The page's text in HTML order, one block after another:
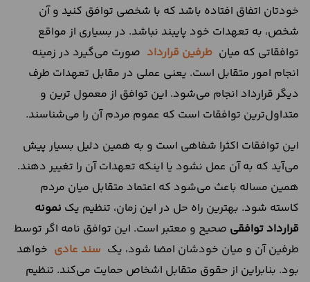
خودتان اتفاق افتاده باشد که با شخصی توافق کنید و آن
شخص، به تعهدات خود پایبند نباشد. در بسیاری از مواقع
توافقاتی که میان طرفین قرارداد صورت می‌گیرد در زمینه
انجام امور متقابل است. یعنی عملی در مقابل تعهدات طرف
دیگر قرارداد انجام می‌شود. این توافق از معمول ترین و
متداول‌ترین توافقات است که عموم مردم آن را می‌شناسند.
این توافقات اکثرا شفاهی است و به همین دلیل بسیار پیش
می‌آید که به آن عمل ‌نشود یا اینکه تعهدات آن را تغییر دهند.
همین مساله باعث می‌شود که اعتماد متقابل میان مردم
کاسته شود. بهترین راه حل در این زمان، تنظیم یک نمونه
قرارداد توافقی صحیح و معتبر است. این توافق نامه اگر توسط
طرفین آن و میان خودشان امضا شود، یک سند عادی خواهد
بود. بنابراین از حقوق متقابل اشخاص حمایت می‌کند. تنظیم